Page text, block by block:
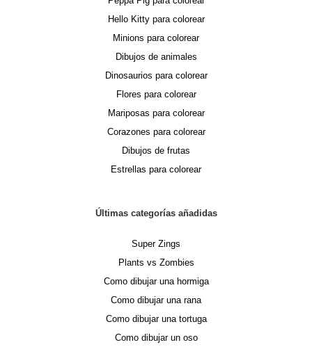
Hello Kitty para colorear
Minions para colorear
Dibujos de animales
Dinosaurios para colorear
Flores para colorear
Mariposas para colorear
Corazones para colorear
Dibujos de frutas
Estrellas para colorear
Últimas categorías añadidas
Super Zings
Plants vs Zombies
Como dibujar una hormiga
Como dibujar una rana
Como dibujar una tortuga
Como dibujar un oso